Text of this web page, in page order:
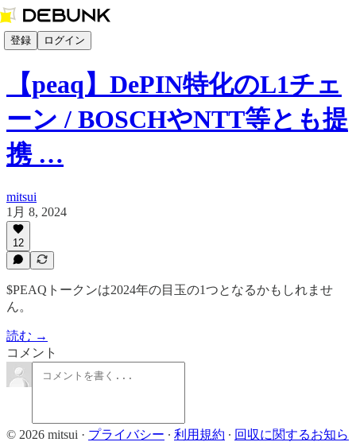
登録 ログイン
【peaq】DePIN特化のL1チェ
ーン / BOSCHやNTT等とも提
携 …
mitsui
1月 8, 2024
12
$PEAQトークンは2024年の目玉の1つとなるかもしれませ
ん。
読む →
コメント
© 2026 mitsui · プライバシー ∙ 利用規約 ∙ 回収に関するお知ら